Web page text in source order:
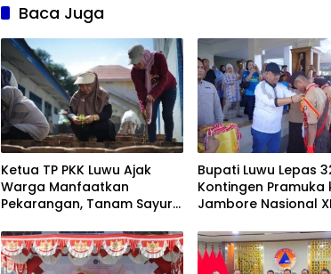
Baca Juga
Ketua TP PKK Luwu Ajak
Warga Manfaatkan
Pekarangan, Tanam Sayur
Bupati Luwu Lepas
Kontingen Pramuka
Jambore Nasional